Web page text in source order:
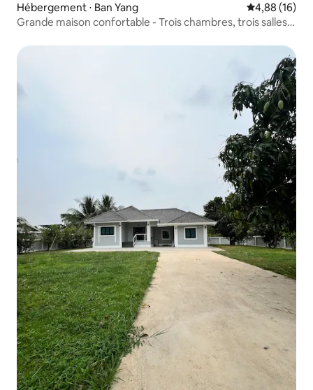
Hébergement ⋅ Ban Yang Évaluation
4,88 (16)
Grande maison confortable - Trois chambres, trois salles